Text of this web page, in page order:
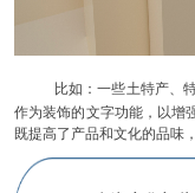
比如：一些土特产、
作为装饰的文字功能，以增
既提高了产品和文化的品味